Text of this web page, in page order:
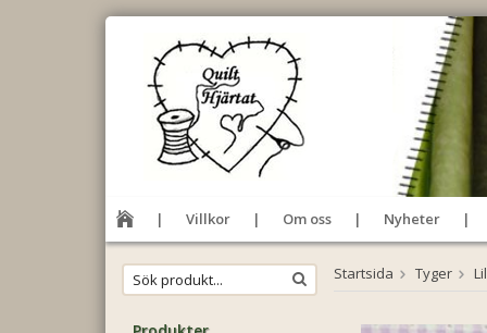
Villkor Om oss Nyheter
Startsida Tyger